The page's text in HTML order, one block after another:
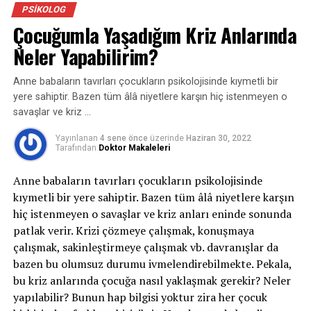
görme ile zihinsel olarak meşgul olup bu durumun
kendisine ve başkalarına verdiği yıkıcı hasarı
görememesine neden olan bir kişilik bozukluğudur.
Tahminlere göre toplumun %1 gibi bir kesiminde
görülmektedir. İlk kez 1968 yılında formüle edilen bu
rahatsızlık megalomani olarak da adlandırılır.
Egosantrizmin oldukça sert bir formudur.
Melike hanıma sahip olan sevgili narsistimiz ,tuvaletini
yaptıktan sonra kullanmak için aradığı taş ile gönlüne eş
olarak aradığını bir tutuyor . Narsistin nesne ile kurduğu
ilişki alış veriş dengesinin her zaman kendi çıkarına
uygun olmasıdır. O ,o kadar üstündür ki çevresindeki her
şey onun için vardır. Bebeklik çağında bakım vereni ile
kurduğu ilişki yetersiz olan bireylerde görülen narsisistik
kişilik bozukluğu (NKB) tedavi edilebilir bir hastalıktır.
SİGMUND FREUD bizim türkümüzün kahramanını
PSIKOLOG
Çocuğumla Yaşadığım Kriz Anlarında
Neler Yapabilirim?
Anne babaların tavırları çocukların psikolojisinde kıymetli bir
yere sahiptir. Bazen tüm âlâ niyetlere karşın hiç istenmeyen o
savaşlar ve kriz …
Yayınlanan 4 sene önce üzerinde Haziran 30, 2022
Tarafından Doktor Makaleleri
Anne babaların tavırları çocukların psikolojisinde
kıymetli bir yere sahiptir. Bazen tüm âlâ niyetlere karşın
hiç istenmeyen o savaşlar ve kriz anları eninde sonunda
patlak verir. Krizi çözmeye çalışmak, konuşmaya
çalışmak, sakinleştirmeye çalışmak vb. davranışlar da
bazen bu olumsuz durumu ivmelendirebilmekte. Pekala,
bu kriz anlarında çocuğa nasıl yaklaşmak gerekir? Neler
yapılabilir? Bunun hap bilgisi yoktur zira her çocuk